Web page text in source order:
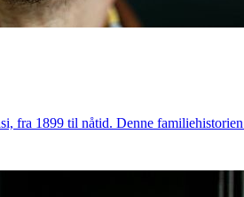
fra 1899 til nåtid. Denne